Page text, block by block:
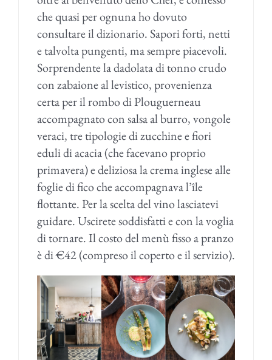
che quasi per ognuna ho dovuto
consultare il dizionario. Sapori forti, netti
e talvolta pungenti, ma sempre piacevoli.
Sorprendente la dadolata di tonno crudo
con zabaione al levistico, provenienza
certa per il rombo di Plouguerneau
accompagnato con salsa al burro, vongole
veraci, tre tipologie di zucchine e fiori
eduli di acacia (che facevano proprio
primavera) e deliziosa la crema inglese alle
foglie di fico che accompagnava l’île
flottante. Per la scelta del vino lasciatevi
guidare. Uscirete soddisfatti e con la voglia
di tornare. Il costo del menù fisso a pranzo
è di €42 (compreso il coperto e il servizio).